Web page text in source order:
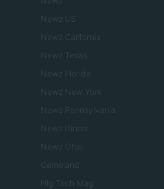
Newz US
Newz California
Newz Texas
Newz Florida
Newz New York
Newz Pennsylvania
Newz Illinois
Newz Ohio
Gameland
Hig Tech Mag